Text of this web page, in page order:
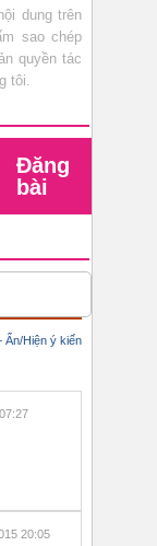
dung trên
sao chép
quyền tác
tôi.
Đăng
bài